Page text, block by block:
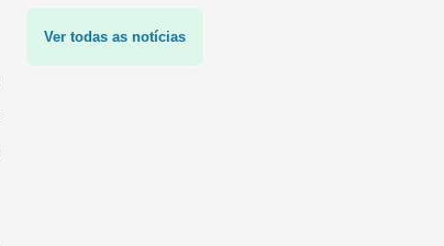
Ver todas as notícias